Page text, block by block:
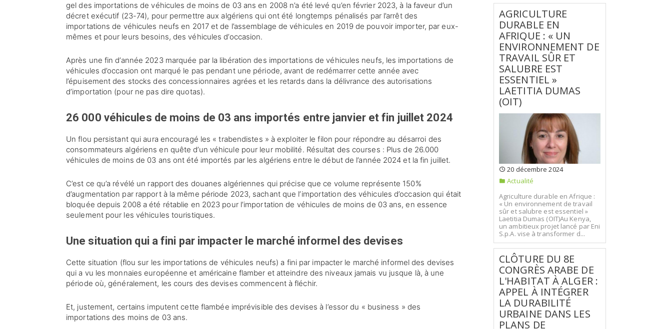
gel des importations de véhicules de moins de 03 ans en 2008 n’a été levé qu’en février 2023, à la faveur d’un
décret exécutif (23-74), pour permettre aux algériens qui ont été longtemps pénalisés par l’arrêt des
importations de véhicules neufs en 2017 et de l’assemblage de véhicules en 2019 de pouvoir importer, par eux-
mêmes et pour leurs besoins, des véhicules d’occasion.
Après une fin d’année 2023 marquée par la libération des importations de véhicules neufs, les importations de
véhicules d’occasion ont marqué le pas pendant une période, avant de redémarrer cette année avec
l’épuisement des stocks des concessionnaires agrées et les retards dans la délivrance des autorisations
d’importation (pour ne pas dire quotas).
26 000 véhicules de moins de 03 ans importés entre janvier et fin juillet 2024
Un flou persistant qui aura encouragé les « trabendistes » à exploiter le filon pour répondre au désarroi des
consommateurs algériens en quête d’un véhicule pour leur mobilité. Résultat des courses : Plus de 26.000
véhicules de moins de 03 ans ont été importés par les algériens entre le début de l’année 2024 et la fin juillet.
C’est ce qu’a révélé un rapport des douanes algériennes qui précise que ce volume représente 150%
d’augmentation par rapport à la même période 2023, sachant que l’importation des véhicules d’occasion qui était
bloquée depuis 2008 a été rétablie en 2023 pour l’importation de véhicules de moins de 03 ans, en essence
seulement pour les véhicules touristiques.
Une situation qui a fini par impacter le marché informel des devises
Cette situation (flou sur les importations de véhicules neufs) a fini par impacter le marché informel des devises
qui a vu les monnaies européenne et américaine flamber et atteindre des niveaux jamais vu jusque là, à une
période où, généralement, les cours des devises commencent à fléchir.
Et, justement, certains imputent cette flambée imprévisible des devises à l’essor du « business » des
importations des moins de 03 ans.
AGRICULTURE
DURABLE EN
AFRIQUE : « UN
ENVIRONNEMENT DE
TRAVAIL SÛR ET
SALUBRE EST
ESSENTIEL »
LAETITIA DUMAS
(OIT)
20 décembre 2024
Actualité
Agriculture durable en Afrique :
« Un environnement de travail
sûr et salubre est essentiel »
Laetitia Dumas (OIT)Au Kenya,
un ambitieux projet lancé par Eni
S.p.A. vise à transformer d...
CLÔTURE DU 8E
CONGRÈS ARABE DE
L'HABITAT À ALGER :
APPEL À INTÉGRER
LA DURABILITÉ
URBAINE DANS LES
PLANS DE